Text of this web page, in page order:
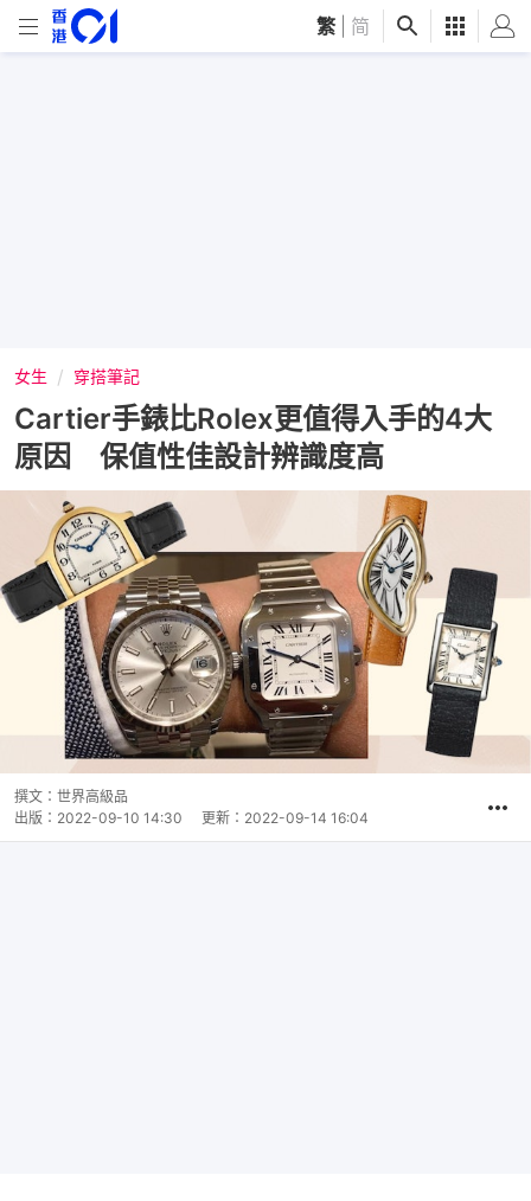
繁 简
女生 穿搭筆記
Cartier手錶比Rolex更值得入手的4大
原因 保值性佳設計辨識度高
撰文： 世界高級品
出版： 2022-09-10 14:30 更新： 2022-09-14 16:04